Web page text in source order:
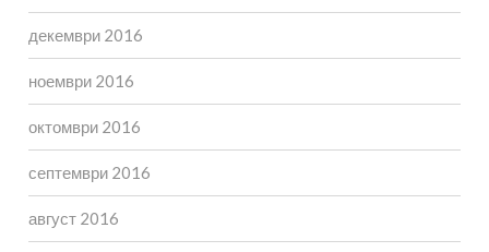
декември 2016
ноември 2016
октомври 2016
септември 2016
август 2016